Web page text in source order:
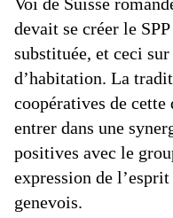
devait se créer le SPP
substituée, et ceci
d’habitation. La
coopératives de
entrer dans une
positives avec le
expression de
genevois.